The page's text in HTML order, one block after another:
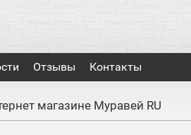
Отзывы Контакты
магазине Муравей RU